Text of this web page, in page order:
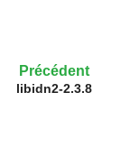
Précédent
libidn2-2.3.8